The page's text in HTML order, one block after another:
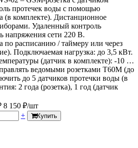
протечек воды с помощью
(в комплекте). Дистанционное
Удаленный контроль
напряжения сети 220 В.
по расписанию / таймеру или через
Подключаемая нагрузка: до 3,5 кВт.
(датчик в комплекте): -10 …
ведомыми розетками Т60M (до
до 5 датчиков протечки воды (в
2 года (розетка), 1 год (датчик
8 150 ₽/шт
+ Купить